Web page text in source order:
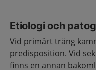
Etiologi och
Vid primärt trång
predisposition. Vid
finns en annan